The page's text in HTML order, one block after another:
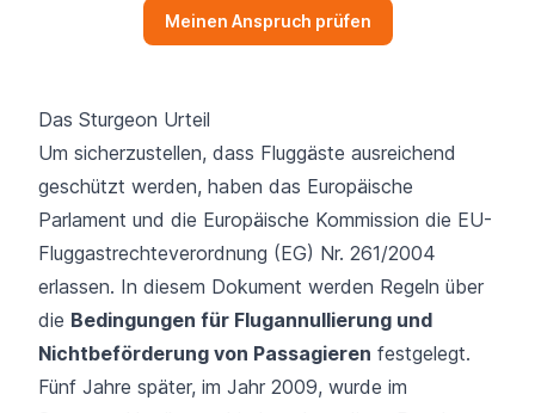
Meinen Anspruch prüfen
Das Sturgeon Urteil
Um sicherzustellen, dass Fluggäste ausreichend
geschützt werden, haben das Europäische
Parlament und die Europäische Kommission die EU-
Fluggastrechteverordnung (EG) Nr. 261/2004
erlassen. In diesem Dokument werden Regeln über
die Bedingungen für Flugannullierung und
Nichtbeförderung von Passagieren festgelegt.
Fünf Jahre später, im Jahr 2009, wurde im